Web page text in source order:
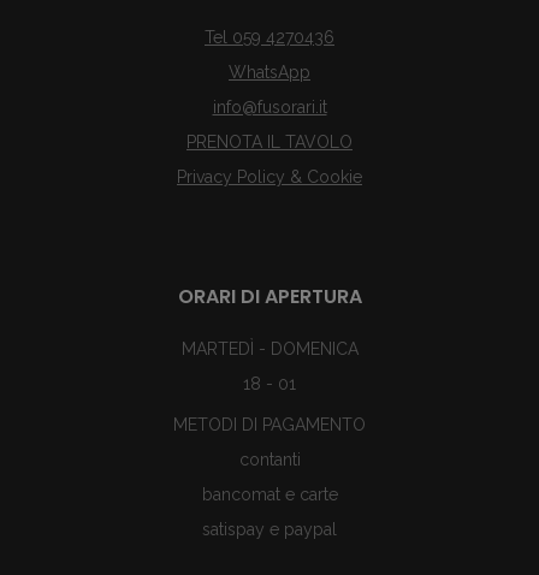
Tel 059 4270436
WhatsApp
info@fusorari.it
PRENOTA IL TAVOLO
Privacy Policy & Cookie
ORARI DI APERTURA
MARTEDÌ - DOMENICA
18 - 01
METODI DI PAGAMENTO
contanti
bancomat e carte
satispay e paypal